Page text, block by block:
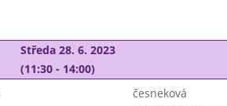
Středa 28. 6. 2023
(11:30 - 14:00)
česneková